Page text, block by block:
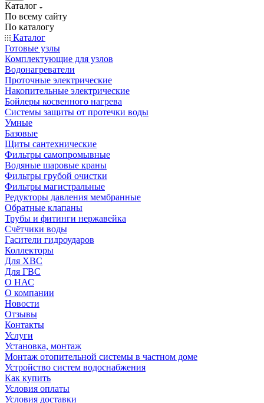
Каталог
По всему сайту
По каталогу
Каталог
Готовые узлы
Комплектующие для узлов
Водонагреватели
Проточные электрические
Накопительные электрические
Бойлеры косвенного нагрева
Системы защиты от протечки воды
Умные
Базовые
Щиты сантехнические
Фильтры самопромывные
Водяные шаровые краны
Фильтры грубой очистки
Фильтры магистральные
Редукторы давления мембранные
Обратные клапаны
Трубы и фитинги нержавейка
Счётчики воды
Гасители гидроударов
Коллекторы
Для ХВС
Для ГВС
О НАС
О компании
Новости
Отзывы
Контакты
Услуги
Установка, монтаж
Монтаж отопительной системы в частном доме
Устройство систем водоснабжения
Как купить
Условия оплаты
Условия доставки